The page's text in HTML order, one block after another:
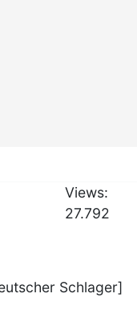
Views:
27.792
Schlager]